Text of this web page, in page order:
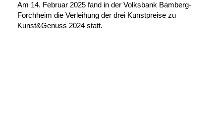
Am 14. Februar 2025 fand in der Volksbank Bamberg-
Forchheim die Verleihung der drei Kunstpreise zu
Kunst&Genuss 2024 statt.